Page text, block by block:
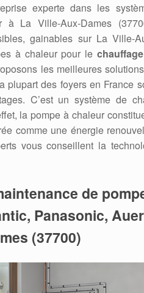
experte dans les
La Ville-Aux-Dames
gainables sur La Ville-
à chaleur pour le
les meilleures
plupart des foyers en France
C’est un système de
la pompe à chaleur
comme une énergie
vous conseillent la
de
Panasonic,
(37700)